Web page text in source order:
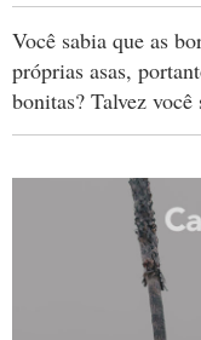
Você sabia que as
próprias asas,
bonitas? Talvez